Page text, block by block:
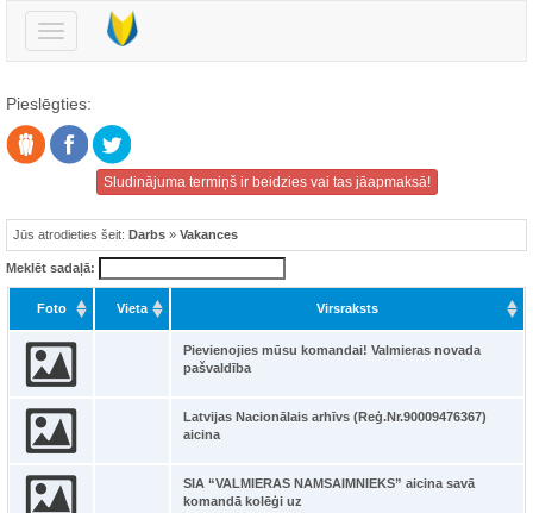
Pārslēgt
navigāciju
Pieslēgties:
Sludinājuma termiņš ir beidzies vai tas jāapmaksā!
Jūs atrodieties šeit: Darbs » Vakances
Meklēt sadaļā:
Foto Vieta Virsraksts
Pievienojies mūsu komandai! Valmieras novada
pašvaldība
Latvijas Nacionālais arhīvs (Reģ.Nr.90009476367)
aicina
SIA “VALMIERAS NAMSAIMNIEKS” aicina savā
komandā kolēģi uz